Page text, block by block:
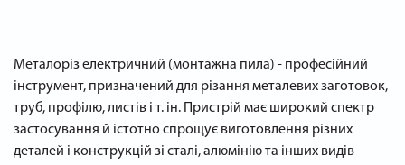
Металоріз електричний (монтажна пила) - професійний
інструмент, призначений для різання металевих заготовок,
труб, профілю, листів і т. ін. Пристрій має широкий спектр
застосування й істотно спрощує виготовлення різних
деталей і конструкцій зі сталі, алюмінію та інших видів